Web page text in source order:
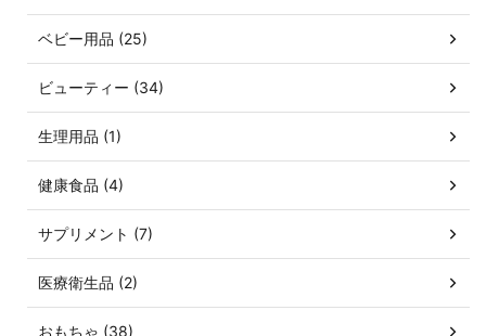
ベビー用品 (25)
ビューティー (34)
生理用品 (1)
健康食品 (4)
サプリメント (7)
医療衛生品 (2)
おもちゃ (38)